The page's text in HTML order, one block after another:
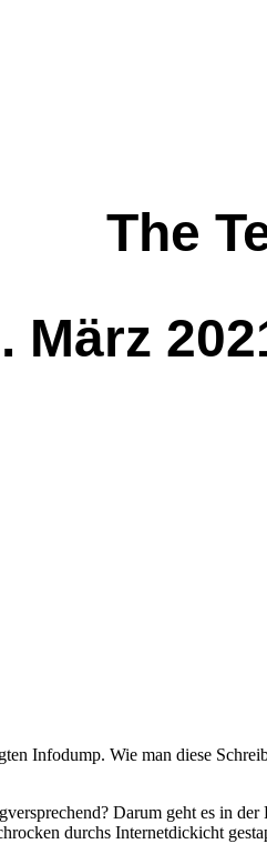
The
März
Infodump. Wie man diese
Darum geht es in
durchs Internetdickicht